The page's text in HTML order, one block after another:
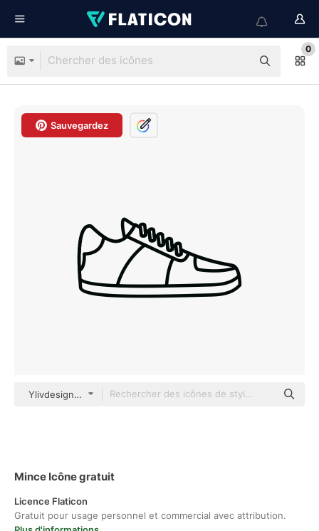
0
Sauvegardez
Ylivdesign Others
Mince Icône gratuit
Licence Flaticon
Gratuit pour usage personnel et commercial avec attribution.